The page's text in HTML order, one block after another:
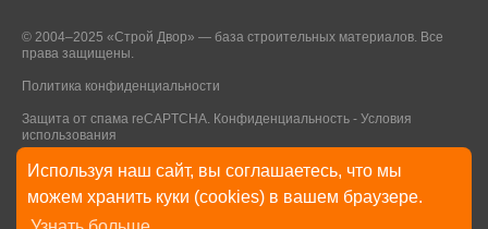
Используя наш сайт, вы соглашаетесь, что мы
можем хранить куки (cookies) в вашем браузере.
© 2004–2025 «Строй Двор» — база строительных материалов. Все
права защищены.
Политика конфиденциальности
Защита от спама reCAPTCHA. Конфиденциальность - Условия
использования
* Указанные на Сайте цены, комплектации, описания и технические
характеристики могут быть изменены в любое время без уведомления